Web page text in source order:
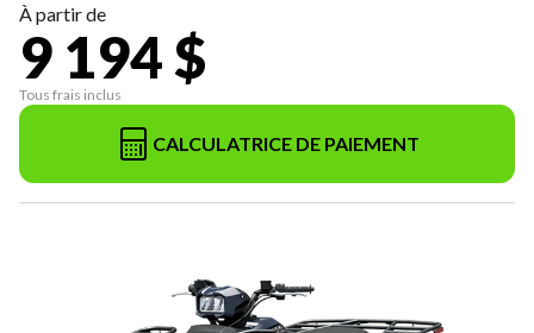
À partir de
9 194 $
Tous frais inclus
CALCULATRICE DE PAIEMENT